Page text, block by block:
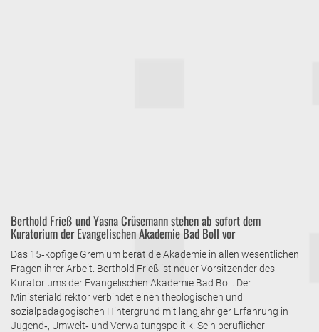
Berthold Frieß und Yasna Crüsemann stehen ab sofort dem
Kuratorium der Evangelischen Akademie Bad Boll vor
Das 15‑köpfige Gremium berät die Akademie in allen wesentlichen
Fragen ihrer Arbeit. Berthold Frieß ist neuer Vorsitzender des
Kuratoriums der Evangelischen Akademie Bad Boll. Der
Ministerialdirektor verbindet einen theologischen und
sozialpädagogischen Hintergrund mit langjähriger Erfahrung in
Jugend‑, Umwelt‑ und Verwaltungspolitik. Sein beruflicher